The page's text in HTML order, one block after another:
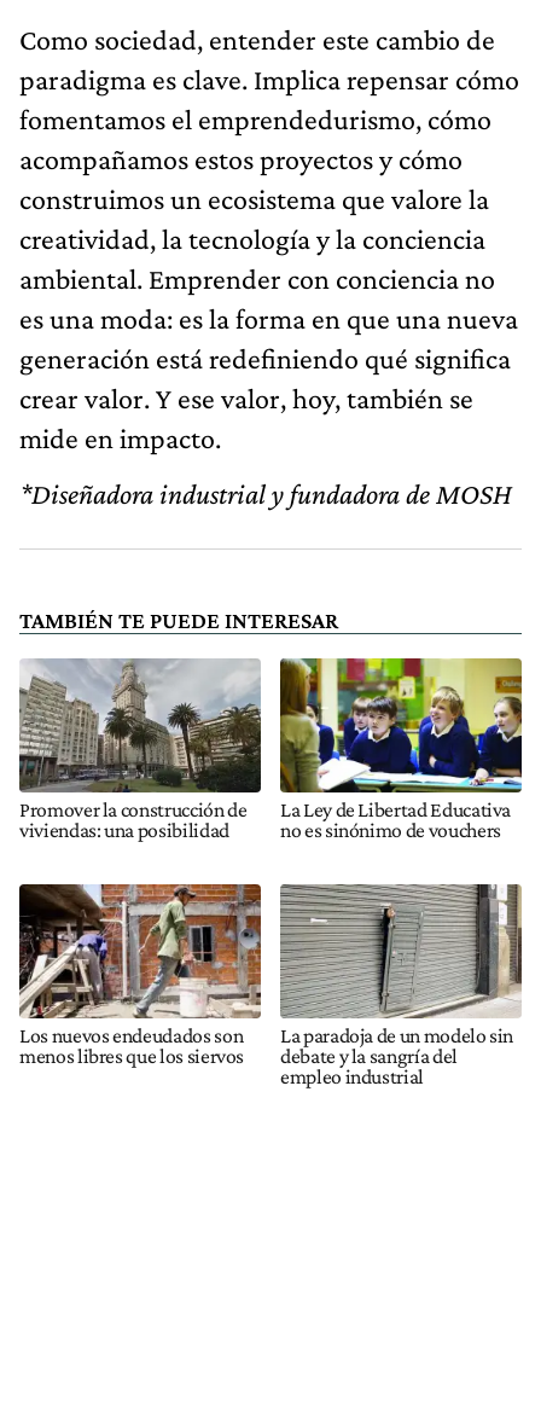
Como sociedad, entender este cambio de
paradigma es clave. Implica repensar cómo
fomentamos el emprendedurismo, cómo
acompañamos estos proyectos y cómo
construimos un ecosistema que valore la
creatividad, la tecnología y la conciencia
ambiental. Emprender con conciencia no
es una moda: es la forma en que una nueva
generación está redefiniendo qué significa
crear valor. Y ese valor, hoy, también se
mide en impacto.
*Diseñadora industrial y fundadora de MOSH
TAMBIÉN TE PUEDE INTERESAR
Promover la construcción de
viviendas: una posibilidad
La Ley de Libertad Educativa
no es sinónimo de vouchers
Los nuevos endeudados son
menos libres que los siervos
La paradoja de un modelo sin
debate y la sangría del
empleo industrial